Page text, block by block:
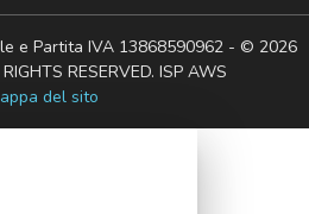
e Partita IVA 13868590962 - © 2026
RESERVED. ISP AWS
del sito